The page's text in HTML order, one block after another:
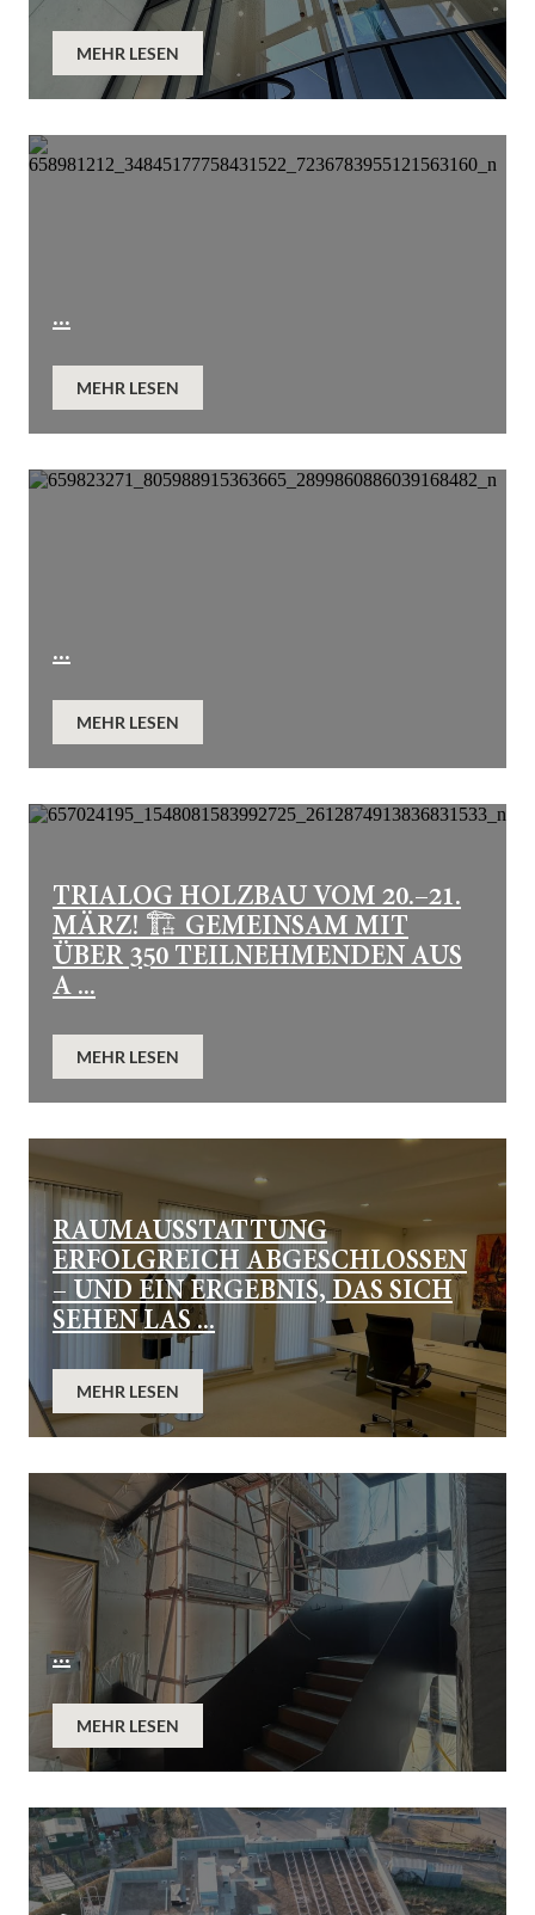
MEHR LESEN
...
MEHR LESEN
...
MEHR LESEN
TRIALOG HOLZBAU VOM 20.–21.
MÄRZ! 🏗️ GEMEINSAM MIT
ÜBER 350 TEILNEHMENDEN AUS
A ...
MEHR LESEN
RAUMAUSSTATTUNG
ERFOLGREICH ABGESCHLOSSEN
– UND EIN ERGEBNIS, DAS SICH
SEHEN LAS ...
MEHR LESEN
...
MEHR LESEN